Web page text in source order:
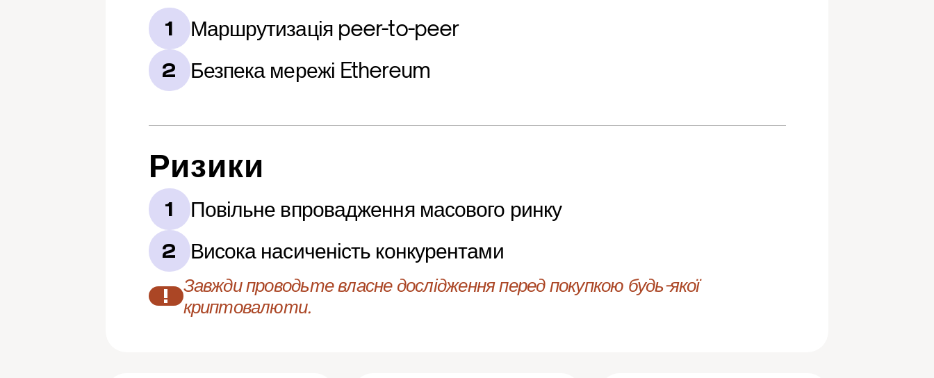
1 Маршрутизація peer-to-peer
2 Безпека мережі Ethereum
Ризики
1 Повільне впровадження масового ринку
2 Висока насиченість конкурентами
!
Завжди проводьте власне дослідження перед покупкою будь-якої
криптовалюти.